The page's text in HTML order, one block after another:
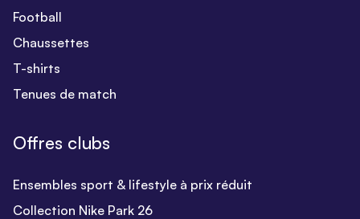
Football
Chaussettes
T-shirts
Tenues de match
Offres clubs
Ensembles sport & lifestyle à prix réduit
Collection Nike Park 26